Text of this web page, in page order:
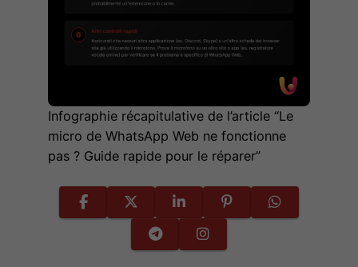
Infographie récapitulative de l’article “Le
micro de WhatsApp Web ne fonctionne
pas ? Guide rapide pour le réparer”